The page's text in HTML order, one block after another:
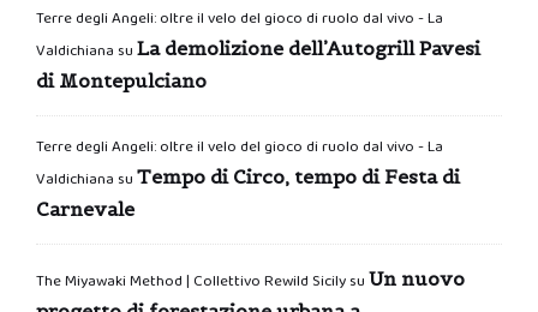
Terre degli Angeli: oltre il velo del gioco di ruolo dal vivo - La
Valdichiana su La demolizione dell’Autogrill Pavesi
di Montepulciano
Terre degli Angeli: oltre il velo del gioco di ruolo dal vivo - La
Valdichiana su Tempo di Circo, tempo di Festa di
Carnevale
The Miyawaki Method | Collettivo Rewild Sicilysu Un nuovo